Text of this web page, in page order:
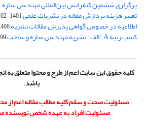
برگزاری ششمین کنفرانس بین‌المللی مهندسی سازه
تغییر هزینه پردازش مقاله در نشریات علمی1401-02-26
اطلاعیه در خصوص گواهی پذیرش مقالات نشریه09-18
کسب رتبه A "الف" نشریه مهندسی سازه و ساخت 18
کلیه حقوق این سایت اعم از طرح و محتوا متعلق به
باشد.
مسئولیت صحت و سقم کلیه مطالب مقاله اعم از
مسئولیت افراد به عهده شخص نویسنده